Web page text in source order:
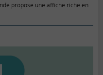
propose une affiche riche en